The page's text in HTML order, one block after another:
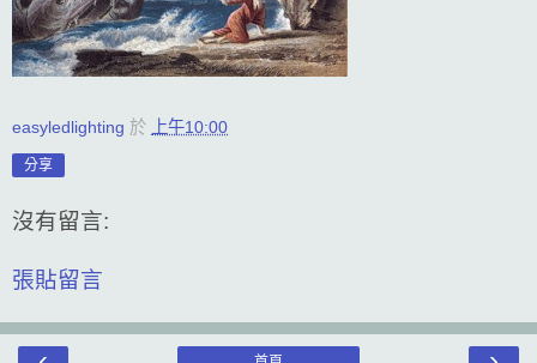
easyledlighting 於 上午10:00
分享
沒有留言:
張貼留言